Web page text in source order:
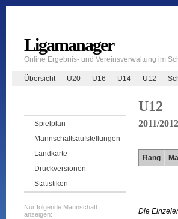
Ligamanager
Online Ergebnis- und Vereinsverwaltung im
Übersicht U20 U16 U14 U12
Spielplan
Mannschaftsaufstellungen
Landkarte
Druckversionen
Statistiken
Nur folgende Mannschaft
anzeigen:
U12
2011/2012
Rang
Die